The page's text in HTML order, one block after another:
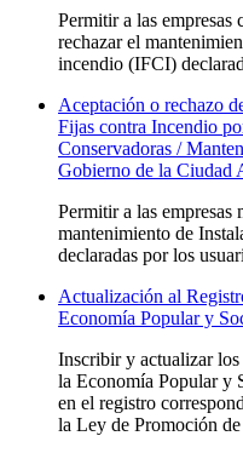
Permitir a las empresas
rechazar el
incendio (IFCI)
Aceptación o rechazo
Fijas contra Incendio
Conservadoras /
Gobierno de la Ciudad
Permitir a las empresas
mantenimiento de
declaradas por los
Actualización al
Economía Popular y
Inscribir y actualizar los
la Economía Popular y
en el registro
la Ley de Promoción